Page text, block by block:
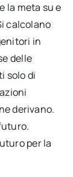
la meta su e
calcolano
in
delle
solo di
derivano.
per la